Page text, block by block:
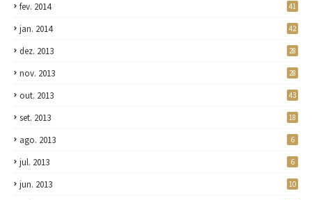
fev. 2014 41
jan. 2014 42
dez. 2013 28
nov. 2013 28
out. 2013 43
set. 2013 18
ago. 2013 6
jul. 2013 6
jun. 2013 10